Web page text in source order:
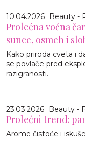
10.04.2026 Beauty -
Prolećna voćna
sunce, osmeh i
Kako priroda cveta i
se povlače pred
razigranosti.
23.03.2026 Beauty -
Prolećni trend:
Arome čistoće i